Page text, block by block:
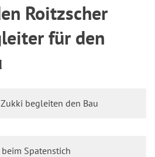
Roitzscher
für den
begleiten den Bau
Spatenstich